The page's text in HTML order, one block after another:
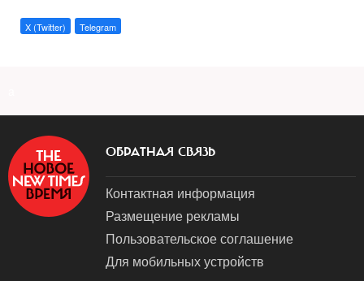
X (Twitter) Telegram
ОБРАТНАЯ СВЯЗЬ
Контактная информация
Размещение рекламы
Пользовательское соглашение
Для мобильных устройств